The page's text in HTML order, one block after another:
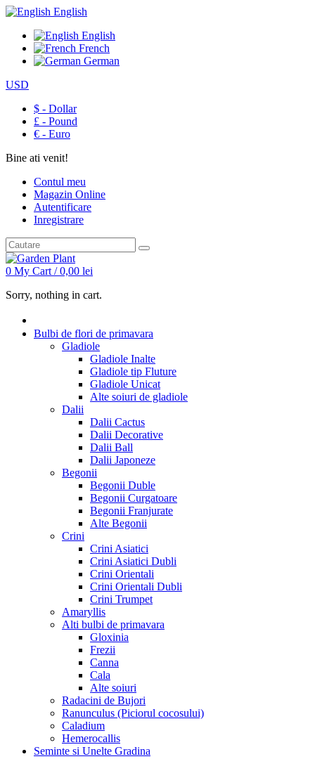
English
English
French
German
USD
$ - Dollar
£ - Pound
€ - Euro
Bine ati venit!
Contul meu
Magazin Online
Autentificare
Inregistrare
0 My Cart /0,00 lei
Sorry, nothing in cart.
Bulbi de flori de primavara
Gladiole
Gladiole Inalte
Gladiole tip Fluture
Gladiole Unicat
Alte soiuri de gladiole
Dalii
Dalii Cactus
Dalii Decorative
Dalii Ball
Dalii Japoneze
Begonii
Begonii Duble
Begonii Curgatoare
Begonii Franjurate
Alte Begonii
Crini
Crini Asiatici
Crini Asiatici Dubli
Crini Orientali
Crini Orientali Dubli
Crini Trumpet
Amaryllis
Alti bulbi de primavara
Gloxinia
Frezii
Canna
Cala
Alte soiuri
Radacini de Bujori
Ranunculus (Piciorul cocosului)
Caladium
Hemerocallis
Seminte si Unelte Gradina